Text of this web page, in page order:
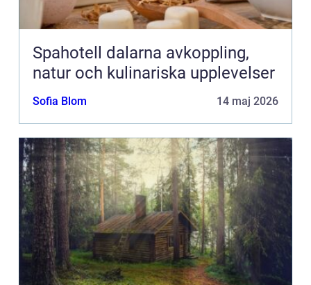
Spahotell dalarna avkoppling,
natur och kulinariska upplevelser
Sofia Blom 14 maj 2026